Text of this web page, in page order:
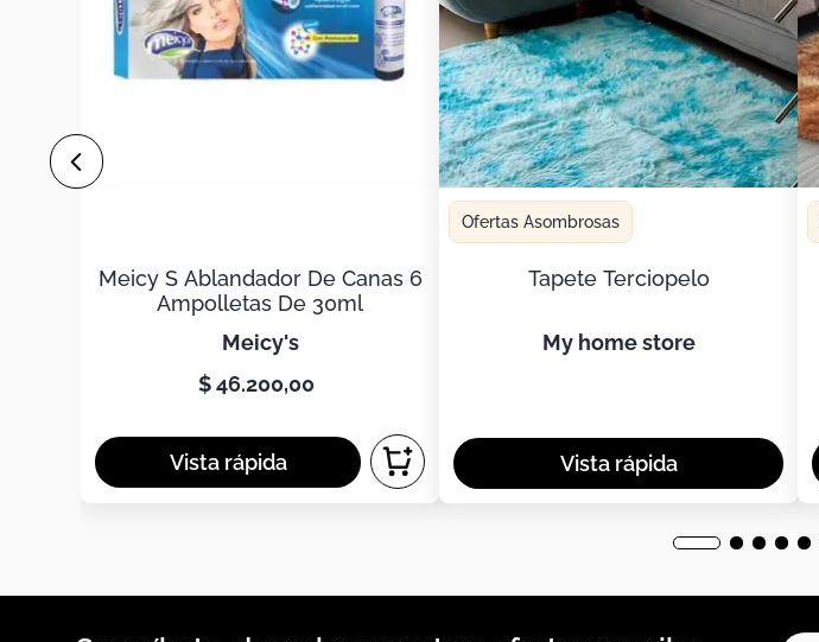
Meicy S Ablandador De Canas 6
Ampolletas De 30ml
meicy's
$ 46.200,00
Ofertas Asombrosas
Tapete Terciopelo
my home store